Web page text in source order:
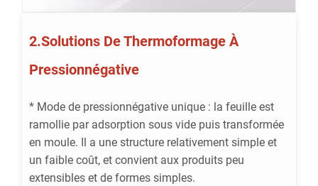
2.Solutions De Thermoformage À
Pressionnégative
* Mode de pressionnégative unique : la feuille est
ramollie par adsorption sous vide puis transformée
en moule. Il a une structure relativement simple et
un faible coût, et convient aux produits peu
extensibles et de formes simples.